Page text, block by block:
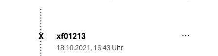
X xf01213
18.10.2021, 16:43 Uhr